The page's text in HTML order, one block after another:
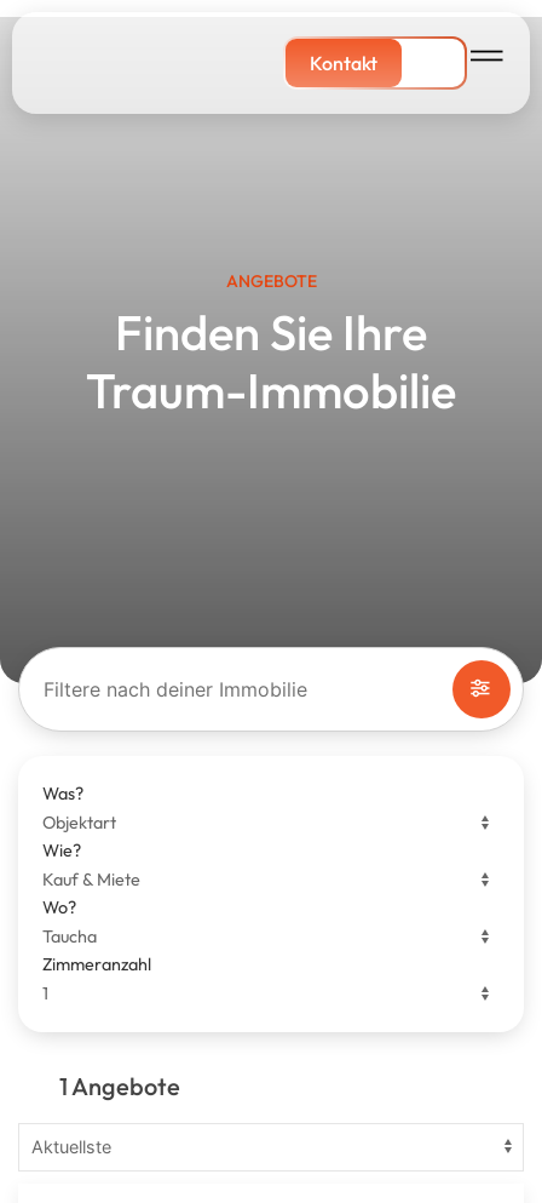
Kontakt
ANGEBOTE
Finden Sie Ihre
Traum-Immobilie
Filtere nach deiner Immobilie
Was?
Wie?
Wo?
Zimmeranzahl
1 Angebote